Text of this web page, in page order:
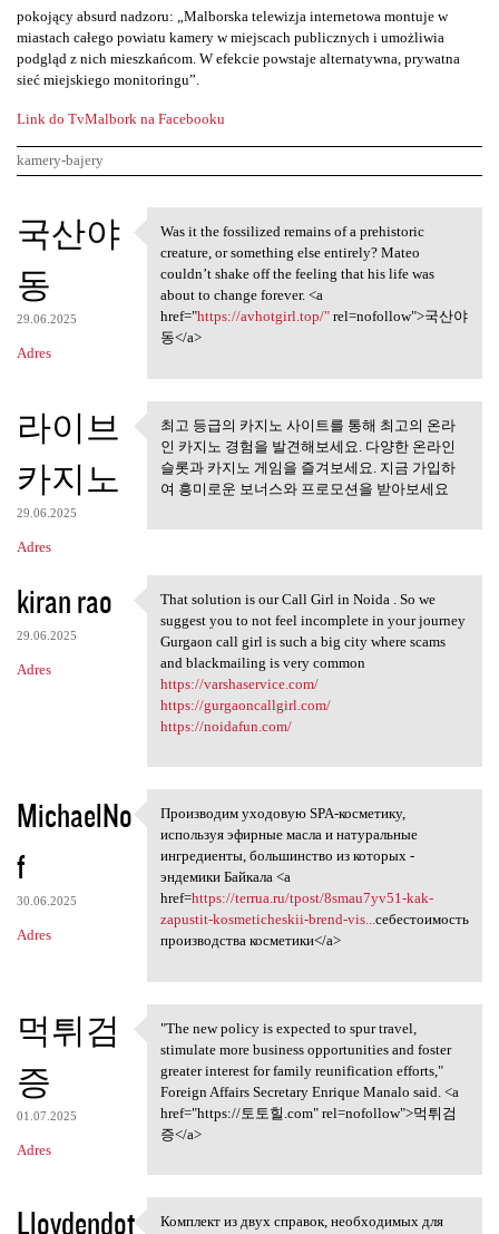
pokojący absurd nadzoru: „Malborska telewizja internetowa montuje w
miastach całego powiatu kamery w miejscach publicznych i umożliwia
podgląd z nich mieszkańcom. W efekcie powstaje alternatywna, prywatna
sieć miejskiego monitoringu”.
Link do TvMalbork na Facebooku
kamery-bajery
K
o
m
e
n
a
r
z
e
국산야
동
29.06.2025
Adres
Was it the fossilized remains
Was it the fossilized remains of a prehistoric
creature, or something else entirely? Mateo
couldn’t shake off the feeling that his life was
about to change forever. <a
href="https://avhotgirl.top/"rel=nofollow">국산야
동</a>
라이브
카지노
29.06.2025
Adres
최고 등급의 카지노 사이트를 통
해 최고의 온라인
최고 등급의 카지노 사이트를 통해 최고의 온라
인 카지노 경험을 발견해보세요. 다양한 온라인
슬롯과 카지노 게임을 즐겨보세요. 지금 가입하
여 흥미로운 보너스와 프로모션을 받아보세요
kiran rao
29.06.2025
Adres
That solution is our Call
That solution is our Call Girl in Noida . So we
suggest you to not feel incomplete in your journey
Gurgaon call girl is such a big city where scams
and blackmailing is very common
https://varshaservice.com/
https://gurgaoncallgirl.com/
https://noidafun.com/
MichaelNo
f
30.06.2025
Adres
Производим уходовую SPA
Производим уходовую SPA-косметику,
используя эфирные масла и натуральные
ингредиенты, большинство из которых -
эндемики Байкала <a
href=https://terrua.ru/tpost/8smau7yv51-kak-
zapustit-kosmeticheskii-brend-vis...себестоимость
производства косметики</a>
먹튀검
증
01.07.2025
Adres
"The new policy is expected
"The new policy is expected to spur travel,
stimulate more business opportunities and foster
greater interest for family reunification efforts,"
Foreign Affairs Secretary Enrique Manalo said. <a
href="https://토토힐.com" rel=nofollow">먹튀검
증</a>
Lloydendot Комплект из двух справок, необходимых для